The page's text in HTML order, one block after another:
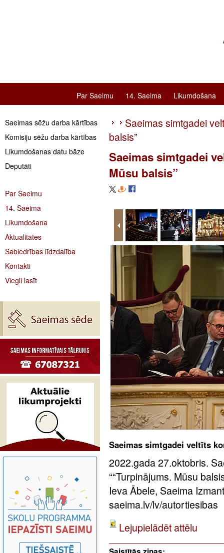
Par Saeimu 14. Saeima Likumdošana
Saeimas sēžu darba kārtības
Komisiju sēžu darba kārtības
Likumdošanas datu bāze
Deputāti
Par Saeimu
14. Saeima
Likumdošana
Aktualitātes
Sabiedrības līdzdalība
Kontakti
Viegli lasīt
Saeimas simtgadei
balsis”
Saeimas simtgadei
Mūsu balsis”
Saeimas simtgadei veltīts
2022.gada 27.oktobris.
““Turpinājums. Mūsu
Ieva Ābele, Saeima
saeima.lv/lv/autortiesibas
Lejupielādēt attēlu